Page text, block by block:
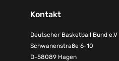
Kontakt
Deutscher Basketball Bund e.V
Schwanenstraße 6-10
D-58089 Hagen